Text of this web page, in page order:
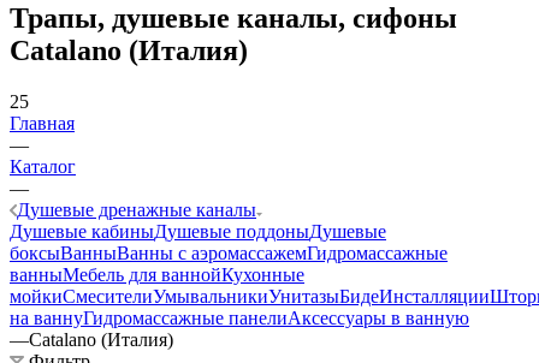
Трапы, душевые каналы, сифоны
Catalano (Италия)
25
Главная
—
Каталог
—
Душевые дренажные каналы
Душевые кабиныДушевые поддоныДушевые
боксыВанныВанны с аэромассажемГидромассажные
ванныМебель для ваннойКухонные
мойкиСмесителиУмывальникиУнитазыБидеИнсталляции
на ваннуГидромассажные панелиАксессуары в ванную
—Catalano (Италия)